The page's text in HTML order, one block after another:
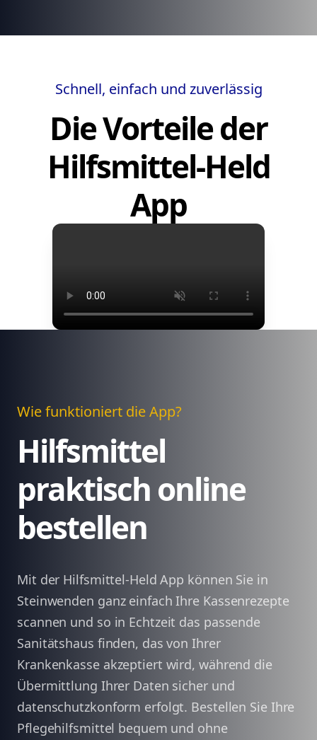
Schnell, einfach und zuverlässig
Die Vorteile der
Hilfsmittel-Held
App
Wie funktioniert die App?
Hilfsmittel
praktisch online
bestellen
Mit der Hilfsmittel-Held App können Sie in
Steinwenden ganz einfach Ihre Kassenrezepte
scannen und so in Echtzeit das passende
Sanitätshaus finden, das von Ihrer
Krankenkasse akzeptiert wird, während die
Übermittlung Ihrer Daten sicher und
datenschutzkonform erfolgt. Bestellen Sie Ihre
Pflegehilfsmittel bequem und ohne